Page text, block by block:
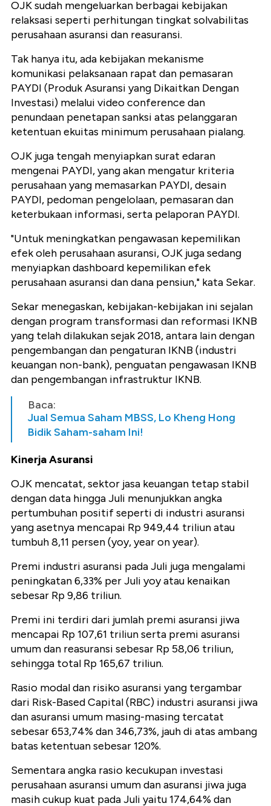
OJK sudah mengeluarkan berbagai kebijakan
relaksasi seperti perhitungan tingkat solvabilitas
perusahaan asuransi dan reasuransi.
Tak hanya itu, ada kebijakan mekanisme
komunikasi pelaksanaan rapat dan pemasaran
PAYDI (Produk Asuransi yang Dikaitkan Dengan
Investasi) melalui video conference dan
penundaan penetapan sanksi atas pelanggaran
ketentuan ekuitas minimum perusahaan pialang.
OJK juga tengah menyiapkan surat edaran
mengenai PAYDI, yang akan mengatur kriteria
perusahaan yang memasarkan PAYDI, desain
PAYDI, pedoman pengelolaan, pemasaran dan
keterbukaan informasi, serta pelaporan PAYDI.
"Untuk meningkatkan pengawasan kepemilikan
efek oleh perusahaan asuransi, OJK juga sedang
menyiapkan dashboard kepemilikan efek
perusahaan asuransi dan dana pensiun," kata Sekar.
Sekar menegaskan, kebijakan-kebijakan ini sejalan
dengan program transformasi dan reformasi IKNB
yang telah dilakukan sejak 2018, antara lain dengan
pengembangan dan pengaturan IKNB (industri
keuangan non-bank), penguatan pengawasan IKNB
dan pengembangan infrastruktur IKNB.
Baca:
Jual Semua Saham MBSS, Lo Kheng Hong
Bidik Saham-saham Ini!
Kinerja Asuransi
OJK mencatat, sektor jasa keuangan tetap stabil
dengan data hingga Juli menunjukkan angka
pertumbuhan positif seperti di industri asuransi
yang asetnya mencapai Rp 949,44 triliun atau
tumbuh 8,11 persen (yoy, year on year).
Premi industri asuransi pada Juli juga mengalami
peningkatan 6,33% per Juli yoy atau kenaikan
sebesar Rp 9,86 triliun.
Premi ini terdiri dari jumlah premi asuransi jiwa
mencapai Rp 107,61 triliun serta premi asuransi
umum dan reasuransi sebesar Rp 58,06 triliun,
sehingga total Rp 165,67 triliun.
Rasio modal dan risiko asuransi yang tergambar
dari Risk-Based Capital (RBC) industri asuransi jiwa
dan asuransi umum masing-masing tercatat
sebesar 653,74% dan 346,73%, jauh di atas ambang
batas ketentuan sebesar 120%.
Sementara angka rasio kecukupan investasi
perusahaan asuransi umum dan asuransi jiwa juga
masih cukup kuat pada Juli yaitu 174,64% dan